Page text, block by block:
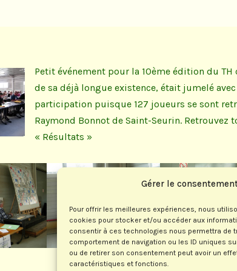
Gérer le
Pour offrir les meilleures expériences, nous
cookies pour stocker et/ou accéder aux
consentir à ces technologies nous permettra de
comportement de navigation ou les ID uniques
ou de retirer son consentement peut avoir un
caractéristiques et fonctions.
Petit événement pour la 10ème édition du
de sa déjà longue existence, était jumelé
participation puisque 127 joueurs se sont
Raymond Bonnot de Saint-Seurin.
« Résultats »